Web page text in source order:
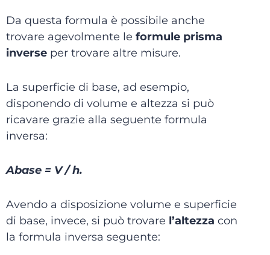
Da questa formula è possibile anche
trovare agevolmente le formule prisma
inverse per trovare altre misure.
La superficie di base, ad esempio,
disponendo di volume e altezza si può
ricavare grazie alla seguente formula
inversa:
Abase = V / h.
Avendo a disposizione volume e superficie
di base, invece, si può trovare l’altezza con
la formula inversa seguente: